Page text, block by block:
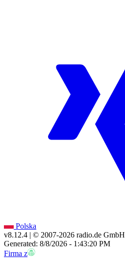
Polska
v8.12.4 | © 2007-2026 radio.de GmbH
Generated: 8/8/2026 - 1:43:20 PM
Firma z